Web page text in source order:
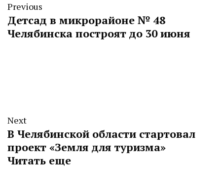
Previous
Детсад в микрорайоне № 48
Челябинска построят до 30 июня
Next
В Челябинской области стартовал
проект «Земля для туризма»
Читать еще